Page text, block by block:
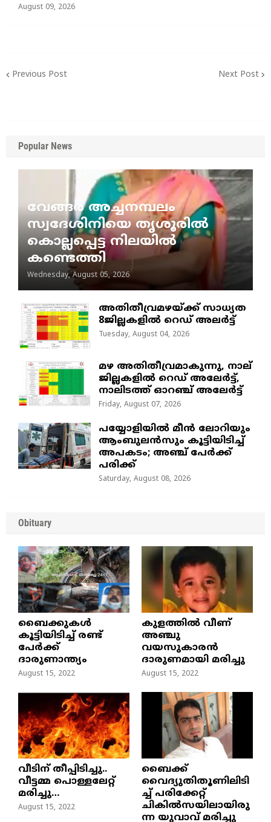
August 09, 2026
Previous Post Next Post
Popular News
വേങ്ങര അച്ചനമ്പലം
സ്വദേശിനിയെ തൃശൂരിൽ
കൊല്ലപ്പെട്ട നിലയിൽ
കണ്ടെത്തി
Wednesday, August 05, 2026
അതിതീവ്രമഴയ്ക്ക് സാധ്യത
8ജില്ലകളിൽ റെഡ് അലർട്ട്
Tuesday, August 04, 2026
മഴ അതിതീവ്രമാകുന്നു, നാല്
ജില്ലകളില്‍ റെഡ് അലേര്‍ട്ട്‌,
നാലിടത്ത് ഓറഞ്ച് അലേർട്ട്
Friday, August 07, 2026
പയ്യോളിയിൽ മീൻ ലോറിയും
ആംബുലൻസും കൂട്ടിയിടിച്ച്
അപകടം; അഞ്ച് പേർക്ക്
പരിക്ക്
Saturday, August 08, 2026
Obituary
ബൈക്കുകൾ
കൂട്ടിയിടിച്ച് രണ്ട്
പേർക്ക്
ദാരുണാന്ത്യം
August 15, 2022
കുളത്തില്‍ വീണ്
അഞ്ചു
വയസുകാരന്‍
ദാരുണമായി മരിച്ചു
August 15, 2022
വീടിന് തീപ്പിടിച്ചു..
വീട്ടമ്മ പൊള്ളലേറ്റ്
മരിച്ചു…
August 15, 2022
ബൈക്ക്
വൈദ്യുതിതൂണിലിടി
ച്ച്‌ പരിക്കേറ്റ്
ചികില്‍സയിലായിരു
ന്ന യുവാവ് മരിച്ചു